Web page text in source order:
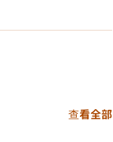
查看全部